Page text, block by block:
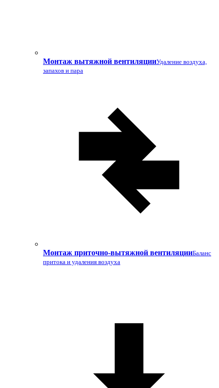
Монтаж вытяжной вентиляцииУдаление воздуха,
запахов и пара
Монтаж приточно-вытяжной вентиляцииБаланс
притока и удаления воздуха